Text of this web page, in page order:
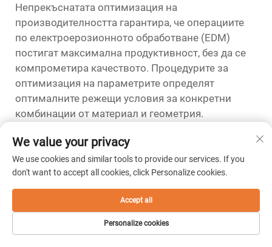
Непрекъснатата оптимизация на
производителността гарантира, че операциите
по електроерозионното обработване (EDM)
постигат максимална продуктивност, без да се
компрометира качеството. Процедурите за
оптимизация на параметрите определят
оптималните режещи условия за конкретни
комбинации от материал и геометрия.
използват статистически анализ и алгоритми за
машинно обучение, за да подобрят
ефективността на процеса. Редовните аудити на
производителността откриват възможности за
подобряване на съществуващите процедури за
електроерозионно обработване (EDM).
We value your privacy
We use cookies and similar tools to provide our services. If you
don't want to accept all cookies, click Personalize cookies.
Personalize cookies
Accept all